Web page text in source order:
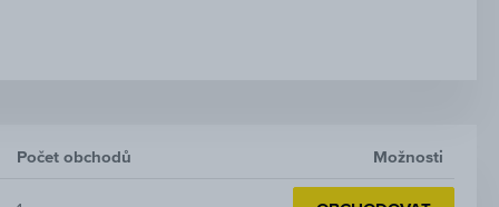
Počet obchodů Možnosti